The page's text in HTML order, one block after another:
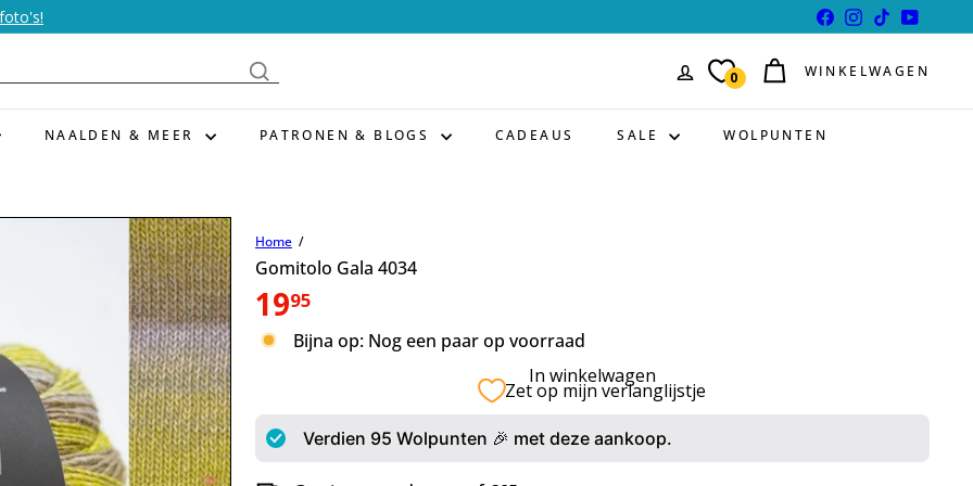
FacebookInstagram
TikTokYouTube
0 WINKELWAGEN
NAALDEN & MEER PATRONEN & BLOGS CADEAUS SALE WOLPUNTEN
Home
Gomitolo Gala 4034
Normale
prijs
1995
Bijna op: Nog een paar op voorraad
In winkelwagen
Zet op mijn verlanglijstje
Verdien 95 Wolpunten 🎉 met deze aankoop.